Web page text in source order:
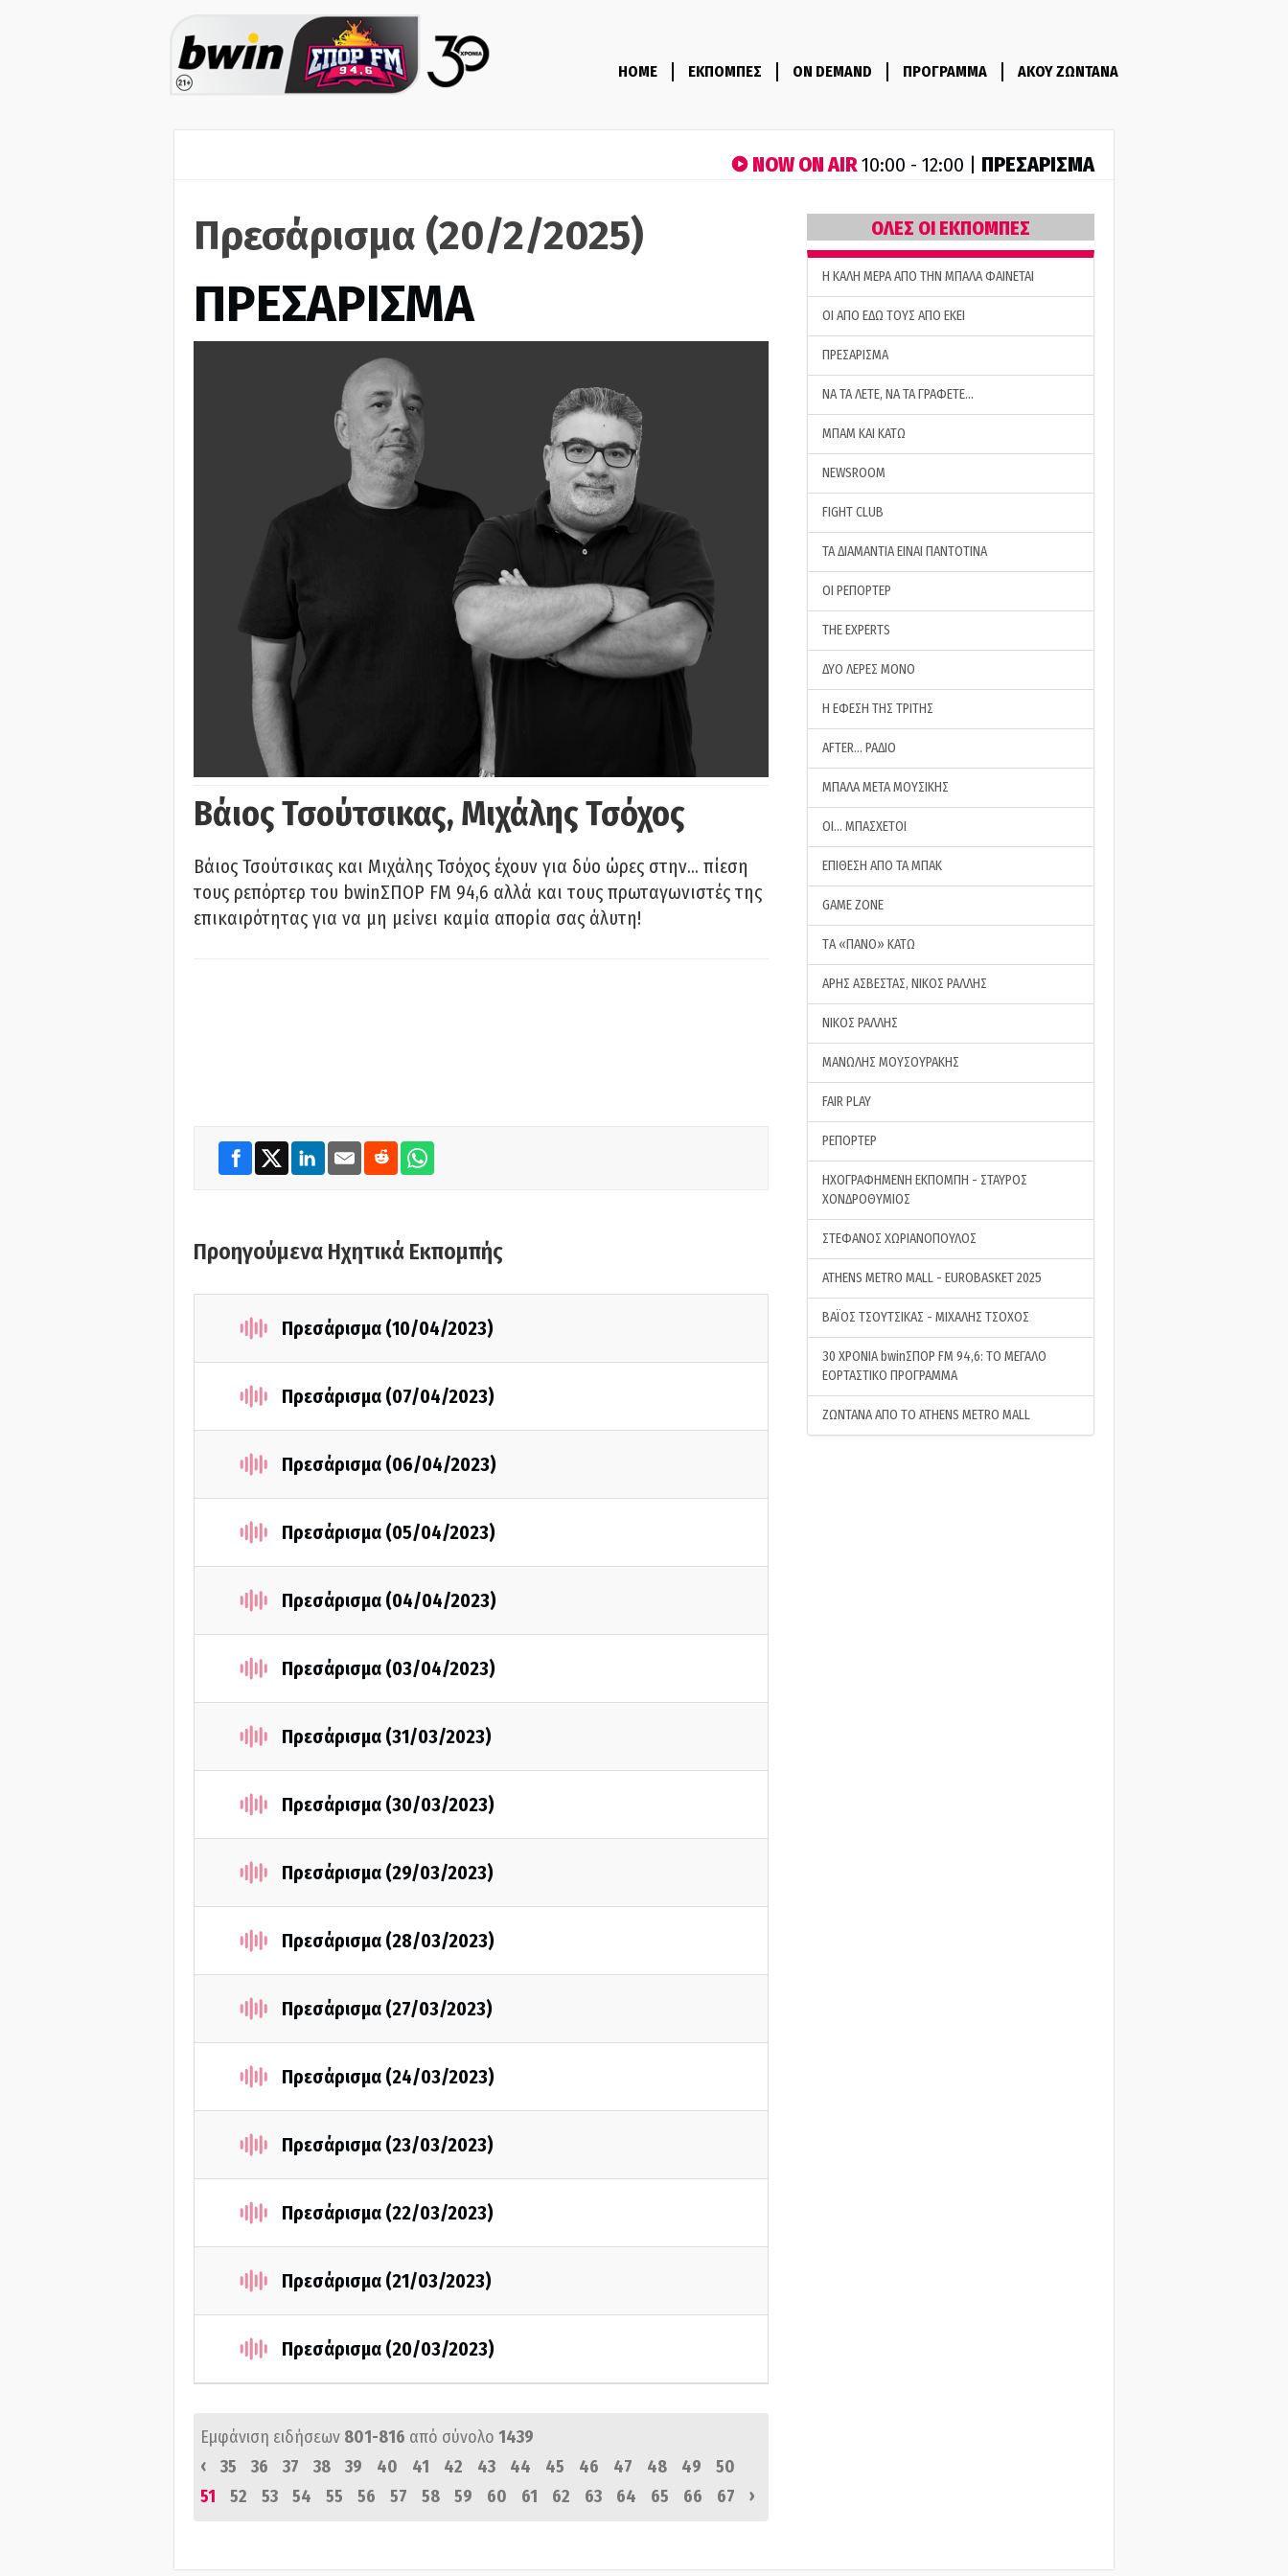
HOME ΕΚΠΟΜΠΕΣ ON DEMAND ΠΡΟΓΡΑΜΜΑ ΑΚΟΥ ΖΩΝΤΑΝΑ
NOW ON AIR10:00 - 12:00 | ΠΡΕΣΑΡΙΣΜΑ
Πρεσάρισμα (20/2/2025)
ΠΡΕΣΑΡΙΣΜΑ
Βάιος Τσούτσικας, Μιχάλης Τσόχος
Βάιος Τσούτσικας και Μιχάλης Τσόχος έχουν για δύο ώρες στην… πίεση
τους ρεπόρτερ του bwinΣΠΟΡ FM 94,6 αλλά και τους πρωταγωνιστές της
επικαιρότητας για να μη μείνει καμία απορία σας άλυτη!
Προηγούμενα Ηχητικά Εκπομπής
Πρεσάρισμα (10/04/2023)
Πρεσάρισμα (07/04/2023)
Πρεσάρισμα (06/04/2023)
Πρεσάρισμα (05/04/2023)
Πρεσάρισμα (04/04/2023)
Πρεσάρισμα (03/04/2023)
Πρεσάρισμα (31/03/2023)
Πρεσάρισμα (30/03/2023)
Πρεσάρισμα (29/03/2023)
Πρεσάρισμα (28/03/2023)
Πρεσάρισμα (27/03/2023)
Πρεσάρισμα (24/03/2023)
Πρεσάρισμα (23/03/2023)
Πρεσάρισμα (22/03/2023)
Πρεσάρισμα (21/03/2023)
Πρεσάρισμα (20/03/2023)
Εμφάνιση ειδήσεων 801-816 από σύνολο 1439
‹
35 36 37 38 39 40 41 42 43 44 45 46 47 48 49
50
51
52 53 54 55 56 57 58 59 60 61 62 63 64 65 66 67 ›
ΟΛΕΣ ΟΙ ΕΚΠΟΜΠΕΣ
H ΚΑΛΗ ΜΕΡΑ ΑΠΟ ΤΗΝ ΜΠΑΛΑ ΦΑΙΝΕΤΑΙ
ΟΙ ΑΠΟ ΕΔΩ ΤΟΥΣ ΑΠΟ ΕΚΕΙ
ΠΡΕΣΑΡΙΣΜΑ
ΝΑ ΤΑ ΛΕΤΕ, ΝΑ ΤΑ ΓΡΑΦΕΤΕ…
ΜΠΑΜ ΚΑΙ ΚΑΤΩ
NEWSROOM
FIGHT CLUB
ΤΑ ΔΙΑΜΑΝΤΙΑ ΕΙΝΑΙ ΠΑΝΤΟΤΙΝΑ
ΟΙ ΡΕΠΟΡΤΕΡ
THE EXPERTS
ΔΥΟ ΛΕΡΕΣ ΜΟΝΟ
Η ΕΦΕΣΗ ΤΗΣ ΤΡΙΤΗΣ
AFTER… ΡΑΔΙΟ
ΜΠΑΛΑ ΜΕΤΑ ΜΟΥΣΙΚΗΣ
ΟΙ… ΜΠΑΣΧΕΤΟΙ
ΕΠΙΘΕΣΗ ΑΠΟ ΤΑ ΜΠΑΚ
GAME ZONE
ΤA «ΠΑΝΟ» ΚΑΤΩ
ΑΡΗΣ ΑΣΒΕΣΤΑΣ, ΝΙΚΟΣ ΡΑΛΛΗΣ
ΝΙΚΟΣ ΡΑΛΛΗΣ
ΜΑΝΩΛΗΣ ΜΟΥΣΟΥΡΑΚΗΣ
FAIR PLAY
ΡΕΠΟΡΤΕΡ
ΗΧΟΓΡΑΦΗΜΕΝΗ ΕΚΠΟΜΠΗ - ΣΤΑΥΡΟΣ
ΧΟΝΔΡΟΘΥΜΙΟΣ
ΣΤΕΦΑΝΟΣ ΧΩΡΙΑΝΟΠΟΥΛΟΣ
ATHENS METRO MALL - EUROBASKET 2025
ΒΑΪΟΣ ΤΣΟΥΤΣΙΚΑΣ - ΜΙΧΑΛΗΣ ΤΣΟΧΟΣ
30 ΧΡΟΝΙΑ bwinΣΠΟΡ FM 94,6: ΤΟ ΜΕΓΑΛΟ
ΕΟΡΤΑΣΤΙΚΟ ΠΡΟΓΡΑΜΜΑ
ΖΩΝΤΑΝΑ ΑΠΟ ΤΟ ATHENS METRO MALL